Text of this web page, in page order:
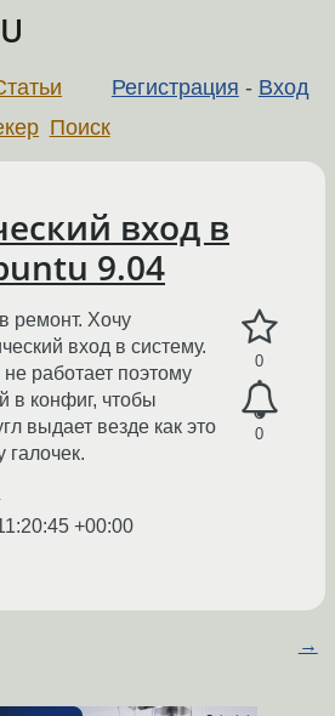
Регистрация - Вход
Поиск
вход в
9.04
0
0
ремонт. Хочу
вход в систему.
работает поэтому
в конфиг, чтобы
выдает везде как это
галочек.
+00:00
→